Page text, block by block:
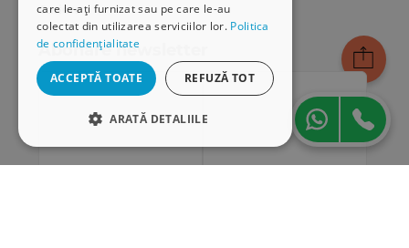
care le-ați furnizat sau pe care le-au
colectat din utilizarea serviciilor lor. Politica
de confidențialitate
ACCEPTĂ TOATE REFUZĂ TOT
ARATĂ DETALIILE
Cariere
Abonare newsletter